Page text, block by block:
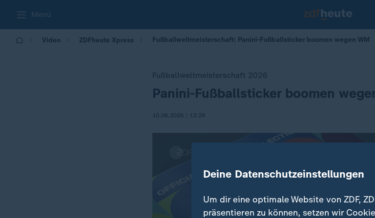
Menü
Video ZDFheute Xpress Fußballweltmeisterschaft: Panini-Fußballsticker boomen wegen WM
Fußballweltmeisterschaft 2026
:Panini-Fußballsticker boomen
10.06.2026 | 13:28
Deine Datenschutzeinstellungen
Um dir eine optimale Website von ZDF,
präsentieren zu können, setzen wir